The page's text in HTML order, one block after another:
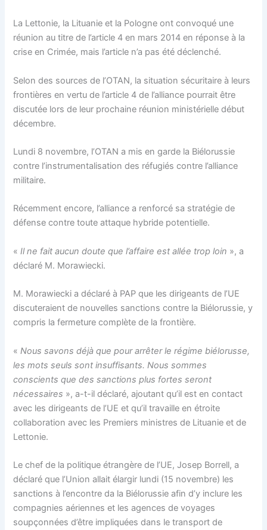
La Lettonie, la Lituanie et la Pologne ont convoqué une
réunion au titre de l’article 4 en mars 2014 en réponse à la
crise en Crimée, mais l’article n’a pas été déclenché.
Selon des sources de l’OTAN, la situation sécuritaire à leurs
frontières en vertu de l’article 4 de l’alliance pourrait être
discutée lors de leur prochaine réunion ministérielle début
décembre.
Lundi 8 novembre, l’OTAN a mis en garde la Biélorussie
contre l’instrumentalisation des réfugiés contre l’alliance
militaire.
Récemment encore, l’alliance a renforcé sa stratégie de
défense contre toute attaque hybride potentielle.
«Il ne fait aucun doute que l’affaire est allée trop loin », a
déclaré M. Morawiecki.
M. Morawiecki a déclaré à PAP que les dirigeants de l’UE
discuteraient de nouvelles sanctions contre la Biélorussie, y
compris la fermeture complète de la frontière.
« Nous savons déjà que pour arrêter le régime biélorusse,
les mots seuls sont insuffisants. Nous sommes
conscients que des sanctions plus fortes seront
nécessaires », a-t-il déclaré, ajoutant qu’il est en contact
avec les dirigeants de l’UE et qu’il travaille en étroite
collaboration avec les Premiers ministres de Lituanie et de
Lettonie.
Le chef de la politique étrangère de l’UE, Josep Borrell, a
déclaré que l’Union allait élargir lundi (15 novembre) les
sanctions à l’encontre da la Biélorussie afin d’y inclure les
compagnies aériennes et les agences de voyages
soupçonnées d’être impliquées dans le transport de